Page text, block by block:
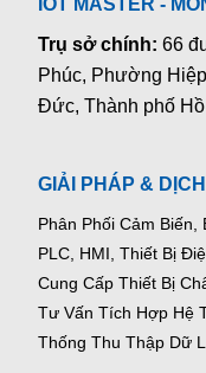
Trụ sở chính:66
Phúc, Phường
Đức, Thành phố
GIẢI PHÁP &
Phân Phối Cảm Biến,
PLC, HMI, Thiết Bị
Cung Cấp Thiết Bị
Tư Vấn Tích Hợp Hệ
Thống Thu Thập Dữ